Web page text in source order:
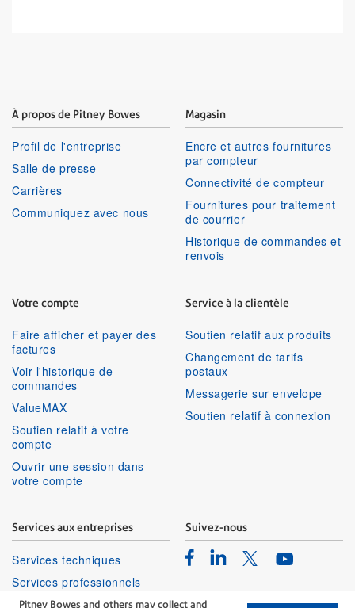
Pitney Bowes and others may collect and
À propos de Pitney Bowes
Profil de l'entreprise
Salle de presse
Carrières
Communiquez avec nous
Magasin
Encre et autres fournitures
par compteur
Connectivité de compteur
Fournitures pour traitement
de courrier
Historique de commandes et
renvois
Votre compte
Faire afficher et payer des
factures
Voir l'historique de
commandes
ValueMAX
Soutien relatif à votre
compte
Ouvrir une session dans
votre compte
Service à la clientèle
Soutien relatif aux produits
Changement de tarifs
postaux
Messagerie sur envelope
Soutien relatif à connexion
Services aux entreprises
Services techniques
Services professionnels
Suivez-nous
FacebookLinkedinTwitterYoutube